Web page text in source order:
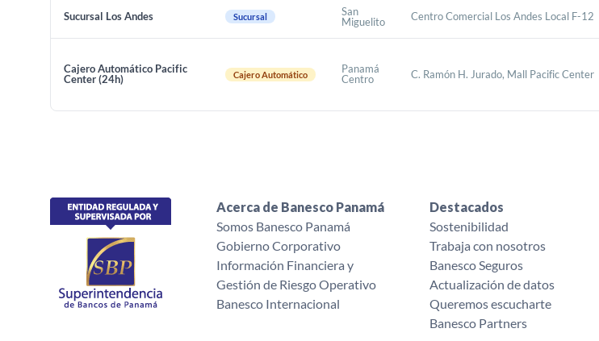
Sucursal Los Andes Sucursal
San
Miguelito
Centro Comercial Los Andes Local F-12
Cajero Automático Pacific
Center (24h)
Cajero Automático
Panamá
Centro
C. Ramón H. Jurado, Mall Pacific Center
Acerca de Banesco Panamá
Somos Banesco Panamá
Gobierno Corporativo
Información Financiera y
Gestión de Riesgo Operativo
Banesco Internacional
Destacados
Sostenibilidad
Trabaja con nosotros
Banesco Seguros
Actualización de datos
Queremos escucharte ‌
Banesco Partners